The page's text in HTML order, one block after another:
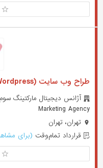
طراح وب سایت (Wordpress)
Marketing Agency
تهران، تهران
قرارداد تمام‌وقت (برای